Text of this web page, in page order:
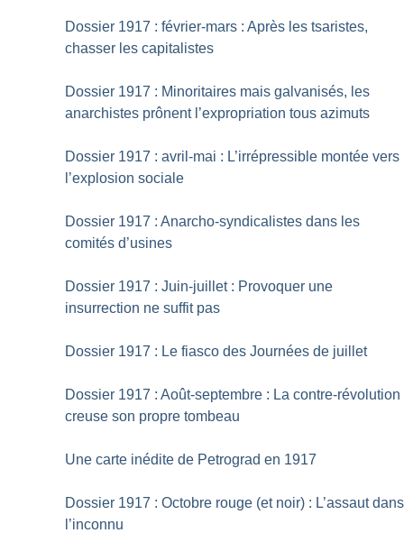
Dossier 1917 : février-mars : Après les tsaristes,
chasser les capitalistes
Dossier 1917 : Minoritaires mais galvanisés, les
anarchistes prônent l’expropriation tous azimuts
Dossier 1917 : avril-mai : L’irrépressible montée vers
l’explosion sociale
Dossier 1917 : Anarcho-syndicalistes dans les
comités d’usines
Dossier 1917 : Juin-juillet : Provoquer une
insurrection ne suffit pas
Dossier 1917 : Le fiasco des Journées de juillet
Dossier 1917 : Août-septembre : La contre-révolution
creuse son propre tombeau
Une carte inédite de Petrograd en 1917
Dossier 1917 : Octobre rouge (et noir) : L’assaut dans
l’inconnu